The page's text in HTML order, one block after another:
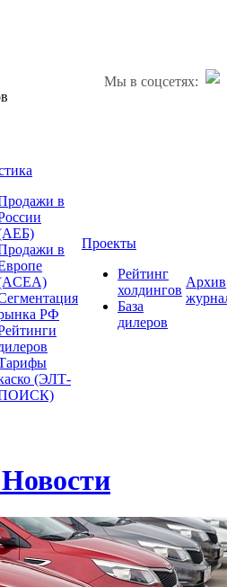
Мы в соцсетях:
в
в
РФ
(ЭЛТ-
Проекты
Рейтинг
холдингов
База
дилеров
Архив